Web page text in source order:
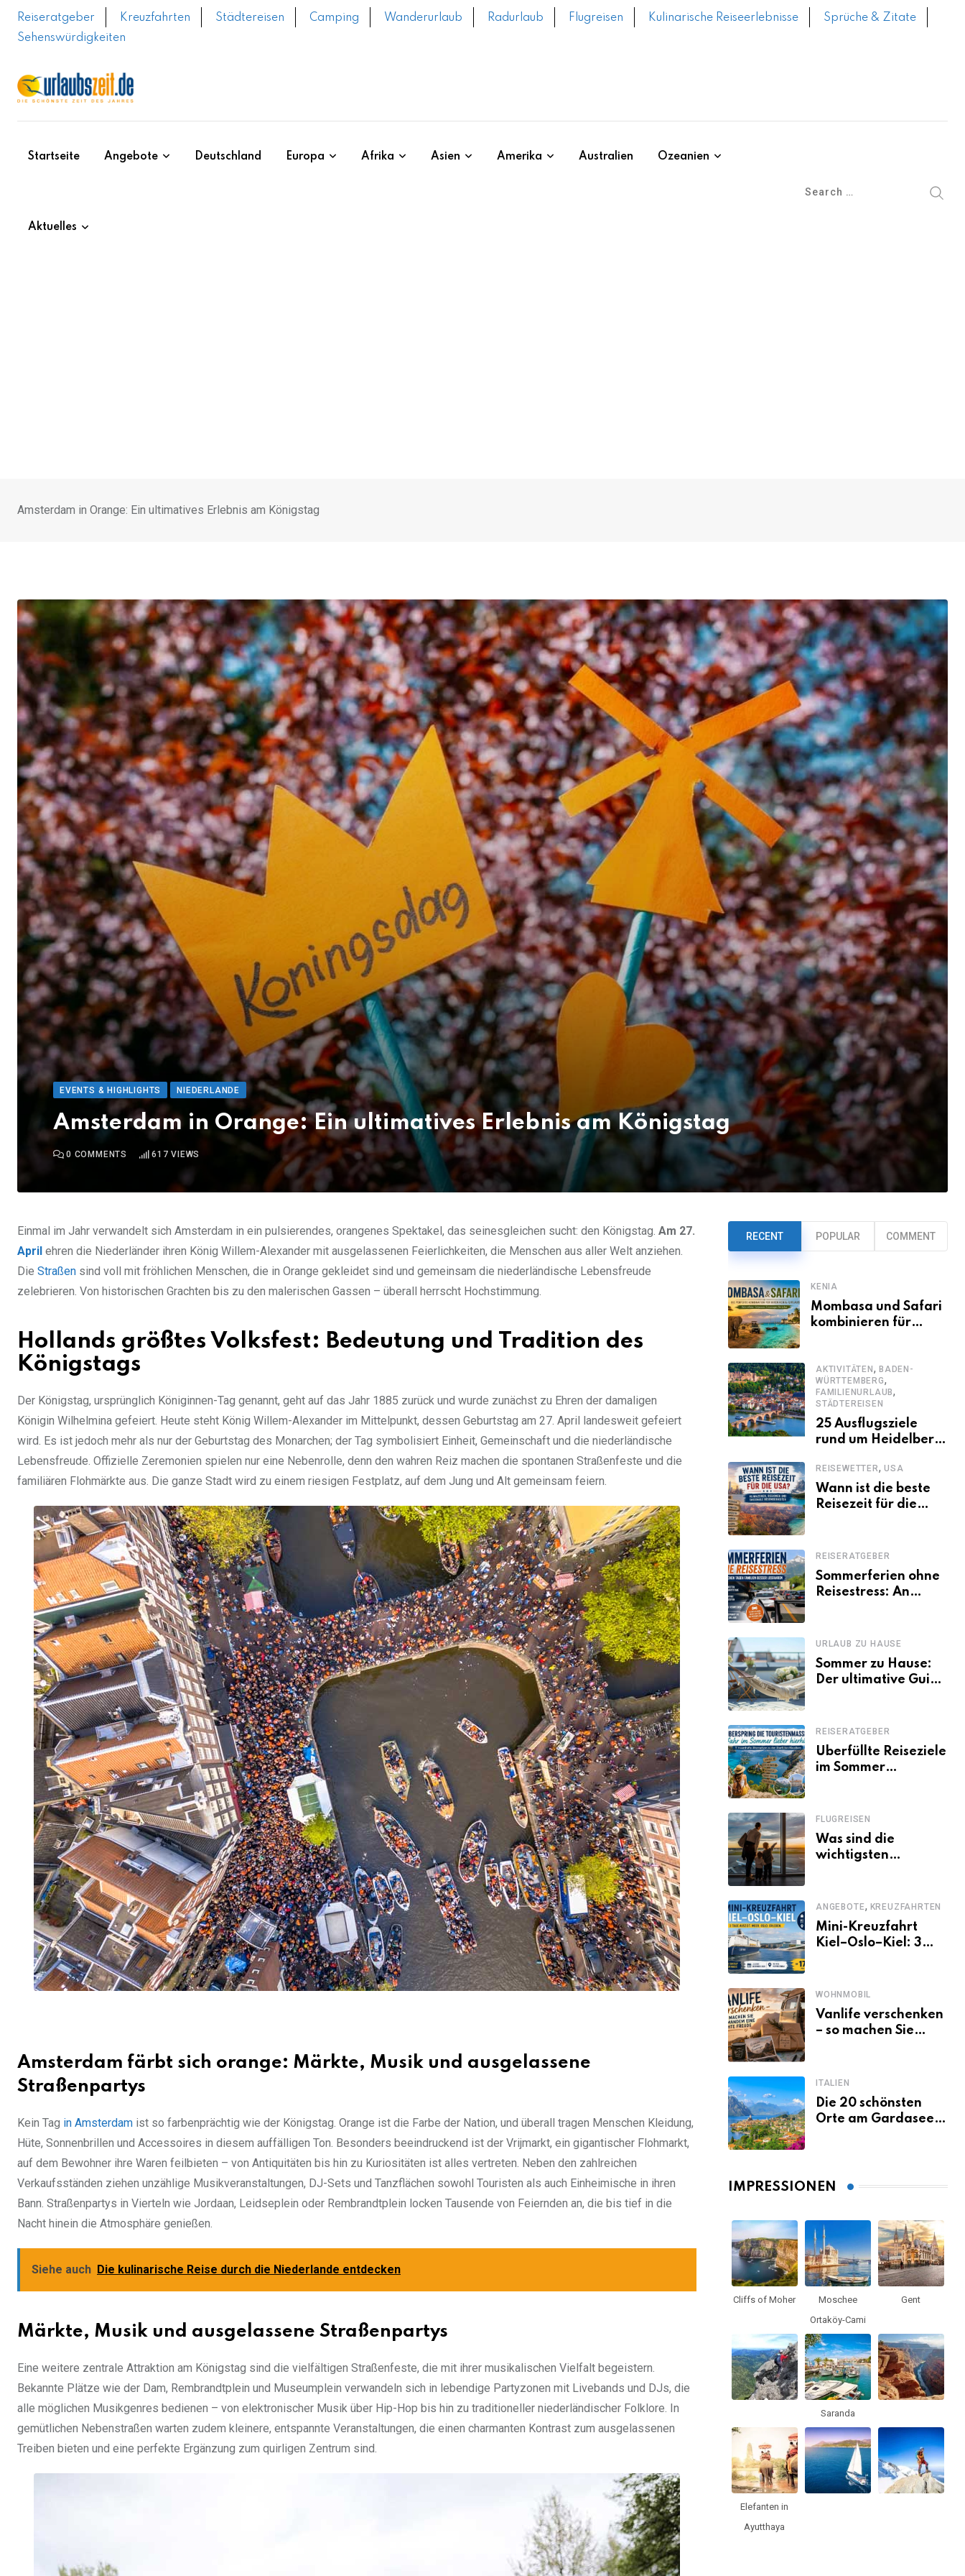
Skip
Reiseratgeber Kreuzfahrten Städtereisen Camping Wanderurlaub Radurlaub Flugreisen Kulinarische Reiseerlebnisse
Sprüche & Zitate
Sehenswürdigkeiten
Startseite Angebote Deutschland Europa Afrika Asien Amerika Australien Ozeanien
Aktuelles
Amsterdam in Orange: Ein ultimatives Erlebnis am Königstag
EVENTS & HIGHLIGHTS NIEDERLANDE
Amsterdam in Orange: Ein ultimatives Erlebnis am Königstag
0 COMMENTS 617 VIEWS
Einmal im Jahr verwandelt sich Amsterdam in ein pulsierendes, orangenes Spektakel, das seinesgleichen sucht: den Königstag. Am 27.
April ehren die Niederländer ihren König Willem-Alexander mit ausgelassenen Feierlichkeiten, die Menschen aus aller Welt anziehen.
Die Straßen sind voll mit fröhlichen Menschen, die in Orange gekleidet sind und gemeinsam die niederländische Lebensfreude
zelebrieren. Von historischen Grachten bis zu den malerischen Gassen – überall herrscht Hochstimmung.
Hollands größtes Volksfest: Bedeutung und Tradition des
Königstags
Der Königstag, ursprünglich Königinnen-Tag genannt, geht auf das Jahr 1885 zurück und wurde zunächst zu Ehren der damaligen
Königin Wilhelmina gefeiert. Heute steht König Willem-Alexander im Mittelpunkt, dessen Geburtstag am 27. April landesweit gefeiert
wird. Es ist jedoch mehr als nur der Geburtstag des Monarchen; der Tag symbolisiert Einheit, Gemeinschaft und die niederländische
Lebensfreude. Offizielle Zeremonien spielen nur eine Nebenrolle, denn den wahren Reiz machen die spontanen Straßenfeste und die
familiären Flohmärkte aus. Die ganze Stadt wird zu einem riesigen Festplatz, auf dem Jung und Alt gemeinsam feiern.
Amsterdam färbt sich orange: Märkte, Musik und ausgelassene
Straßenpartys
Kein Tag in Amsterdam ist so farbenprächtig wie der Königstag. Orange ist die Farbe der Nation, und überall tragen Menschen Kleidung,
Hüte, Sonnenbrillen und Accessoires in diesem auffälligen Ton. Besonders beeindruckend ist der Vrijmarkt, ein gigantischer Flohmarkt,
auf dem Bewohner ihre Waren feilbieten – von Antiquitäten bis hin zu Kuriositäten ist alles vertreten. Neben den zahlreichen
Verkaufsständen ziehen unzählige Musikveranstaltungen, DJ-Sets und Tanzflächen sowohl Touristen als auch Einheimische in ihren
Bann. Straßenpartys in Vierteln wie Jordaan, Leidseplein oder Rembrandtplein locken Tausende von Feiernden an, die bis tief in die
Nacht hinein die Atmosphäre genießen.
Siehe auch Die kulinarische Reise durch die Niederlande entdecken
Märkte, Musik und ausgelassene Straßenpartys
Eine weitere zentrale Attraktion am Königstag sind die vielfältigen Straßenfeste, die mit ihrer musikalischen Vielfalt begeistern.
Bekannte Plätze wie der Dam, Rembrandtplein und Museumplein verwandeln sich in lebendige Partyzonen mit Livebands und DJs, die
alle möglichen Musikgenres bedienen – von elektronischer Musik über Hip-Hop bis hin zu traditioneller niederländischer Folklore. In
gemütlichen Nebenstraßen warten zudem kleinere, entspannte Veranstaltungen, die einen charmanten Kontrast zum ausgelassenen
Treiben bieten und eine perfekte Ergänzung zum quirligen Zentrum sind.
RECENT POPULAR COMMENT
KENIA
Mombasa und Safari
kombinieren für
Kenia-Urlaub
AKTIVITÄTEN, BADEN-
WÜRTTEMBERG,
FAMILIENURLAUB,
STÄDTEREISEN
25 Ausflugsziele
rund um Heidelberg,
sollte
REISEWETTER, USA
Wann ist die beste
Reisezeit für die
saisonale
Besonderheiten
REISERATGEBER
Sommerferien ohne
Reisestress: An
losfahren
URLAUB ZU HAUSE
Sommer zu Hause:
Der ultimative Guide
REISERATGEBER
Überfüllte Reiseziele
im Sommer
zu Mallorca,
Santorini, Gardasee
& Co.
FLUGREISEN
Was sind die
wichtigsten
ANGEBOTE, KREUZFAHRTEN
Mini-Kreuzfahrt
Kiel–Oslo–Kiel: 3
WOHNMOBIL
Vanlife verschenken
– so machen Sie
ITALIEN
Die 20 schönsten
Orte am Gardasee,
IMPRESSIONEN
Cliffs of Moher
Moschee
Ortaköy-Cami
Gent
Saranda
Elefanten in
Ayutthaya